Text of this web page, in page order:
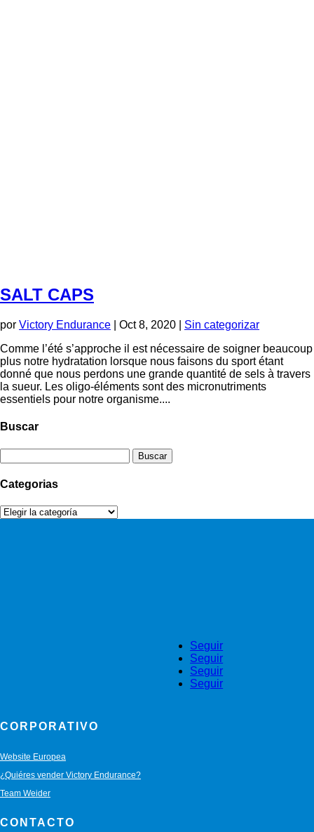
SALT CAPS
por Victory Endurance Oct 8, 2020
Sin categorizar
Comme l’été s’approche il est nécessaire de soigner beaucoup
plus notre hydratation lorsque nous faisons du sport étant
donné que nous perdons une grande quantité de sels à travers
la sueur. Les oligo-éléments sont des micronutriments
essentiels pour notre organisme....
Buscar
Categorias
Categorias
Seguir
Seguir
Seguir
Seguir
CORPORATIVO
Website Europea
¿Quiéres vender Victory Endurance?
Team Weider
CONTACTO